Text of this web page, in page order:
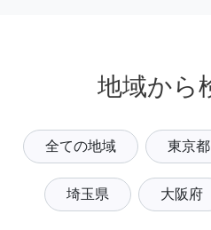
地域から
全ての地域 東京都
埼玉県 大阪府